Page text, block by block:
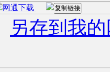
网通下载 复制链接
另存到我